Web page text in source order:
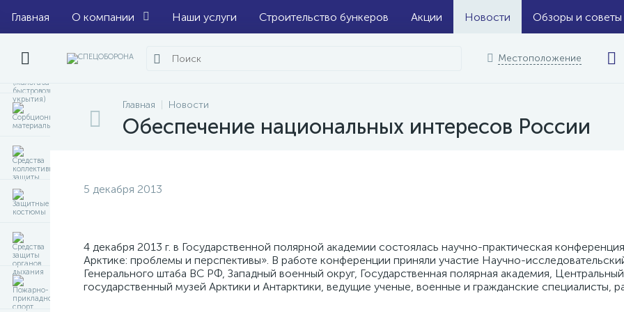
Главная О компании Наши услуги Строительство бункеров Акции Новости Обзоры и советы
Местоположение
Главная Новости
Обеспечение национальных интересов России
5 декабря 2013
4 декабря 2013 г. в Государственной полярной академии состоялась научно-практическая
Арктике: проблемы и перспективы». В работе конференции приняли участие Научно-
Генерального штаба ВС РФ, Западный военный округ, Государственная полярная академия,
государственный музей Арктики и Антарктики, ведущие ученые, военные и гражданские специалисты,